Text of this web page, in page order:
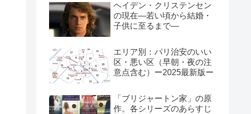
ヘイデン・クリステンセン
の現在―若い頃から結婚・
子供に至るまで―
エリア別：パリ治安のいい
区・悪い区（早朝・夜の注
意点含む）ー2025最新版ー
「ブリジャートン家」の原
作。各シリーズのあらすじ